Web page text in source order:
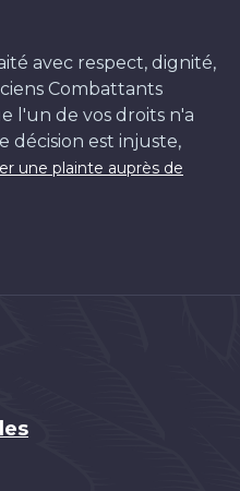
avec respect, dignité,
Combattants
l'un de vos droits n'a
décision est injuste,
une plainte auprès de